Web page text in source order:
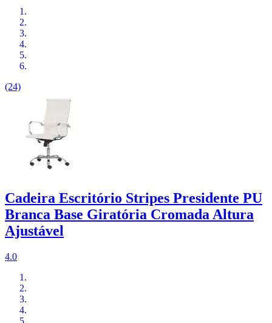
(24)
Cadeira Escritório Stripes Presidente PU
Branca Base Giratória Cromada Altura
Ajustável
4.0